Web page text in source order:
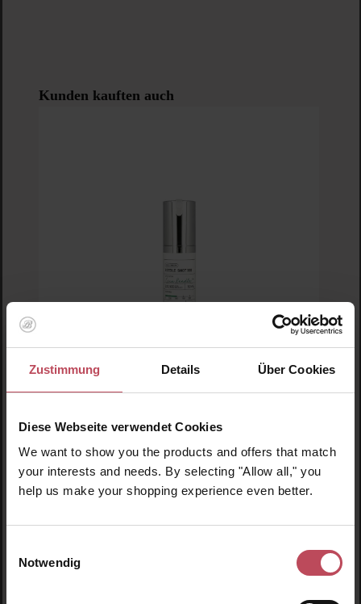
Zustimmung Details Über Cookies
Diese Webseite verwendet Cookies
We want to show you the products and offers that match
your interests and needs. By selecting "Allow all," you
help us make your shopping experience even better.
Notwendig
Produktgalerie überspringen
Kunden kauften auch
VT Cosmetics
Gesichtsserum
50 ml(94,50 CHF / 100 ml)
Regulärer Preis:
47,25 CHF
Produkt Anzahl: Gib den gewünschten Wert